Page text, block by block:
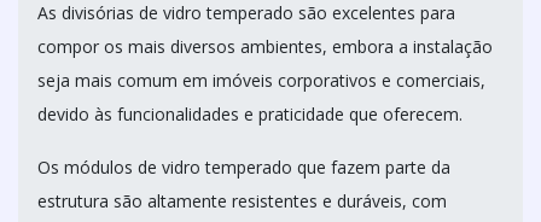
As divisórias de vidro temperado são excelentes para
compor os mais diversos ambientes, embora a instalação
seja mais comum em imóveis corporativos e comerciais,
devido às funcionalidades e praticidade que oferecem.
Os módulos de vidro temperado que fazem parte da
estrutura são altamente resistentes e duráveis, com